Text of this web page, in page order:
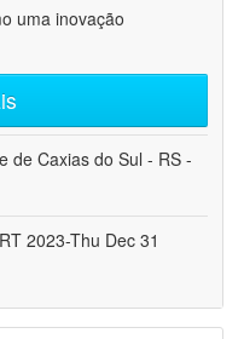
uma inovação
de Caxias do Sul - RS -
2023-Thu Dec 31